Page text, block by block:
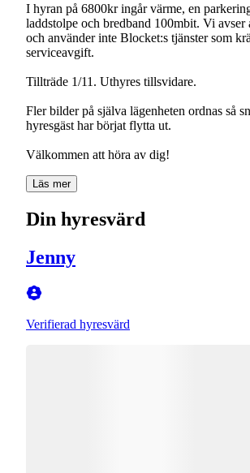
I hyran på 6800kr ingår värme, en
laddstolpe och bredband 100mbit. Vi avser
och använder inte Blocket:s tjänster som
serviceavgift.
Tillträde 1/11. Uthyres tillsvidare.
Fler bilder på själva lägenheten ordnas så
hyresgäst har börjat flytta ut.
Välkommen att höra av dig!
Läs mer
Din hyresvärd
Jenny
Verifierad hyresvärd